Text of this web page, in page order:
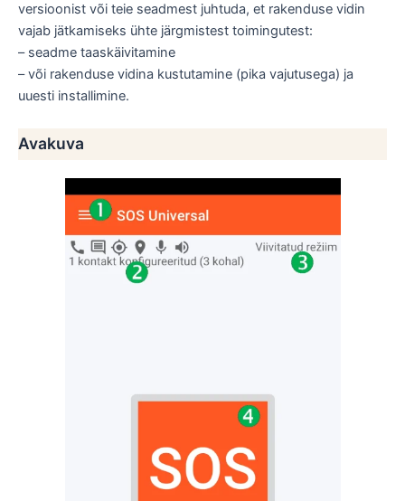
versioonist või teie seadmest juhtuda, et rakenduse vidin
vajab jätkamiseks ühte järgmistest toimingutest:
– seadme taaskäivitamine
– või rakenduse vidina kustutamine (pika vajutusega) ja
uuesti installimine.
Avakuva